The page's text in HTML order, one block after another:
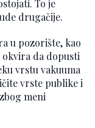
To je
drugačije.
u pozorište, kao
da dopusti
vrstu vakuuma
vrste publike i
meni